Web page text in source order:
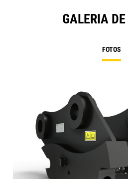
GALERIA
FOTOS